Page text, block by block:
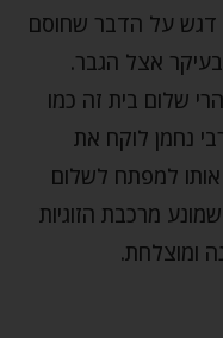
דגש על הדבר שחוסם
אצל הגבר.
של 120 שנה, שהרי שלום בית זה כמו
בונים 120 שנה! רבי נחמן לוקח את
אותו למפתח לשלום
מרכבת הזוגיות
ומוצלחת.